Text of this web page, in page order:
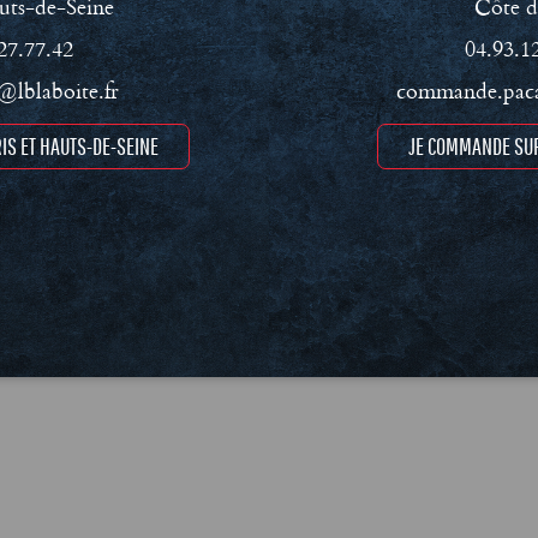
RSE Conditions Générales de Vente (CGV) Mentions
ET HAUTS-DE-SEINE JE COMMANDE